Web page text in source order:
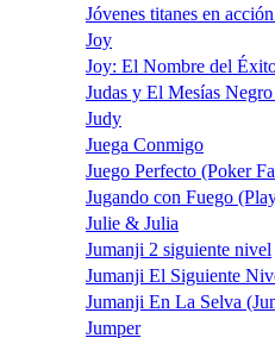
Jóvenes titanes en
Joy
Joy: El Nombre del
Judas y El Mesías
Judy
Juega Conmigo
Juego Perfecto (Poker
Jugando con Fuego
Julie & Julia
Jumanji 2 siguiente nivel
Jumanji El Siguiente
Jumanji En La Selva
Jumper